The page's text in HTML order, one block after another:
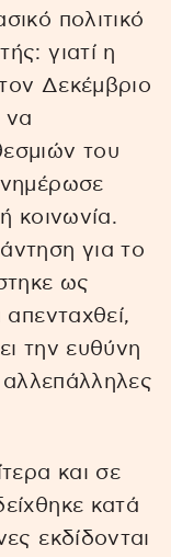
πολιτικό
γιατί η
Δεκέμβριο
να
του
κοινωνία.
για το
ως
την ευθύνη
αλλεπάλληλες
και σε
κατά
εκδίδονται